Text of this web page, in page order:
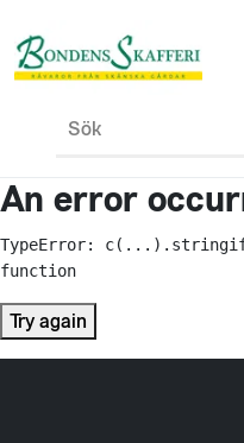
Sök
An error
TypeError:
function
Try again